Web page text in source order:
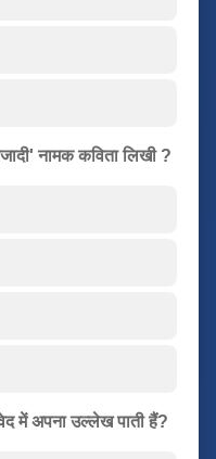
नामक कविता लिखी ?
में अपना उल्लेख पाती हैं?